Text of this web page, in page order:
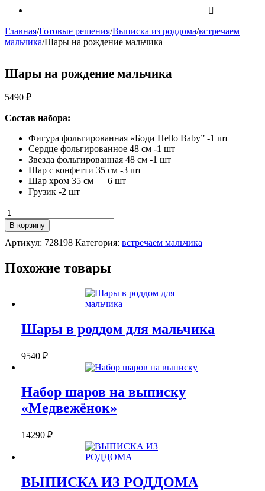
Главная/Готовые решения/Выписка из роддома/встречаем
мальчика/Шары на рождение мальчика
Шары на рождение мальчика
5490 ₽
Состав набора:
Фигура фольгированная «Боди Hello Baby” -1 шт
Сердце фольгированное 48 см -1 шт
Звезда фольгированная 48 см -1 шт
Шар с конфетти 35 см -3 шт
Шар хром 35 см — 6 шт
Грузик -2 шт
Количество
Шары
на
рождение
В корзину
Артикул: 728198 Категория: встречаем мальчика
Похожие товары
Шары в роддом для мальчика
9540 ₽
Набор шаров на выписку
«Медвежёнок»
14290 ₽
ВЫПИСКА ИЗ РОДДОМА